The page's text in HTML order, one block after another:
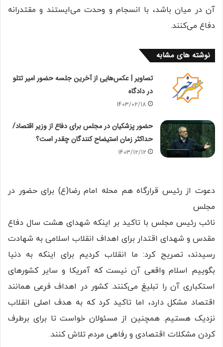
آن در میان باشد، با انسجام و وحدت می‌ایستند و مقتدرانه
دفاع می‌کنند.
نوشته های مشابه
تصاویر | عکس‌هایی از آخرین جلسه حضور امیر تتلو
در دادگاه
1403/02/18
حضور پزشکیان در مجلس برای دفاع از وزیر اقتصاد/
حداکثر زمان استیضاح کنندگان چقدر است؟
1403/12/12
دعوت از رئیس قرارگاه هم محله امام رضا(ع) برای حضور در
مجلس
نائب رئیس مجلس با تاکید بر اینکه شهدای هشت سال دفاع
مقدس و شهدای اقتدار برای اهداف انقلاب اسلامی به شهادت
رسیدند، تصریح کرد: ما انقلاب کردیم برای اینکه به دنیا
بگوییم اسلام واقعی آن نیست که آمریکا و سایر کشورهای
استکباری آن را تبلیغ می‌کنند. کشور در اهداف فرعی همانند
اقتصاد مشکل دارد، اما تاکید کرد که به هدف اصلی انقلاب
نزدیک هستیم. همچنین از مسئولان خواست تا برای برطرف
کردن مشکلات اقتصادی و رفاهی مردم تلاش کنند.